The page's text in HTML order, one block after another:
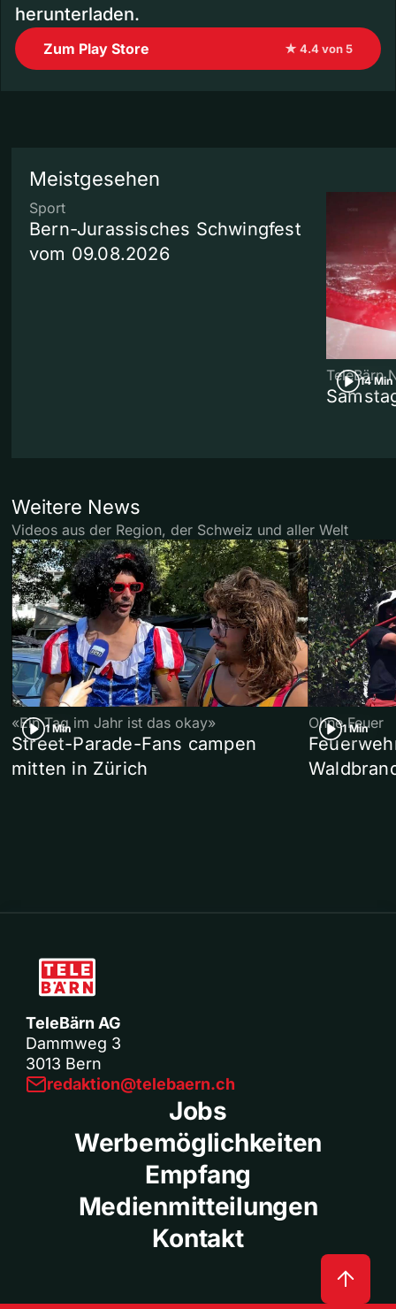
herunterladen.
Zum Play Store ★ 4.4 von 5
Meistgesehen
Sport
Bern-Jurassisches Schwingfest
vom 09.08.2026
14 Min
TeleBärn
Weitere News
Videos aus der Region, der Schweiz und aller Welt
1 Min
«Ein Tag im Jahr ist das okay»
Street-Parade-Fans campen
mitten in Zürich
1 Min
Ohne Feuer
TeleBärn AG
Dammweg 3
3013 Bern
redaktion@telebaern.ch
Jobs
Werbemöglichkeiten
Empfang
Medienmitteilungen
Kontakt